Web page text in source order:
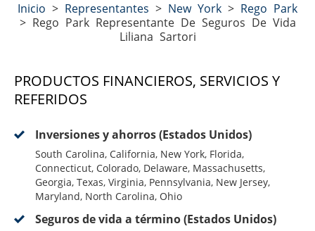
Inicio > Representantes > New York > Rego Park
> Rego Park Representante De Seguros De Vida
Liliana Sartori
PRODUCTOS FINANCIEROS, SERVICIOS Y
REFERIDOS
Inversiones y ahorros (Estados Unidos)
South Carolina, California, New York, Florida,
Connecticut, Colorado, Delaware, Massachusetts,
Georgia, Texas, Virginia, Pennsylvania, New Jersey,
Maryland, North Carolina, Ohio
Seguros de vida a término (Estados Unidos)